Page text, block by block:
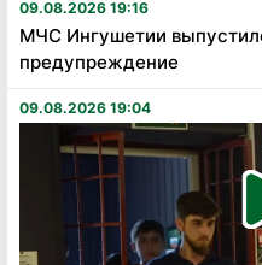
09.08.2026 19:16
МЧС Ингушетии
предупреждение
09.08.2026 19:04